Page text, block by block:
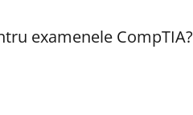
examenele CompTIA?